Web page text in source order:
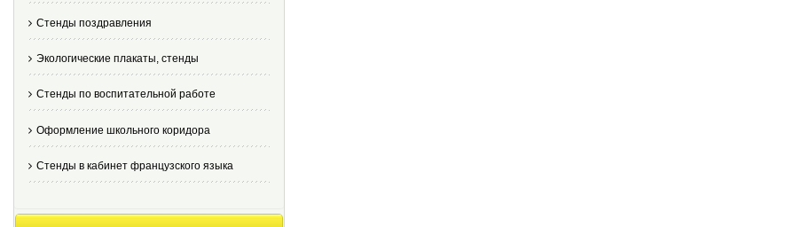
Стенды поздравления
Экологические плакаты, стенды
Стенды по воспитательной работе
Оформление школьного коридора
Стенды в кабинет французского языка